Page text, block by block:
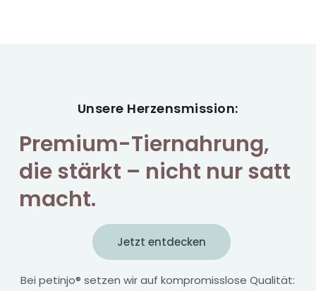
Unsere Herzensmission:
Premium-Tiernahrung,
die stärkt – nicht nur satt
macht.
Jetzt entdecken
Bei petinjo® setzen wir auf kompromisslose Qualität: